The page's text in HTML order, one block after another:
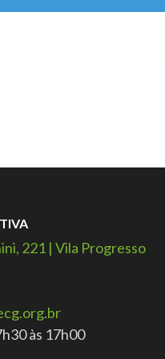
221 | Vila Progresso
às 17h00